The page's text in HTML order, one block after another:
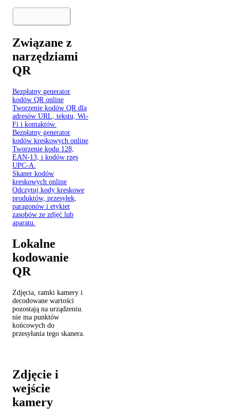
Związane z
narzędziami
QR
Bezpłatny generator
kodów QR online
Tworzenie kodów QR dla
adresów URL, tekstu, Wi-
Fi i kontaktów.
Bezpłatny generator
kodów kreskowych online
Tworzenie kodu 128,
EAN-13, i kodów rzęs
UPC-A.
Skaner kodów
kreskowych online
Odczytuj kody kreskowe
produktów, przesyłek,
paragonów i etykiet
zasobów ze zdjęć lub
aparatu.
Lokalne
kodowanie
QR
Zdjęcia, ramki kamery i
decodowane wartości
pozostają na urządzeniu.
nie ma punktów
końcowych do
przesyłania tego skanera.
Zdjęcie i
wejście
kamery